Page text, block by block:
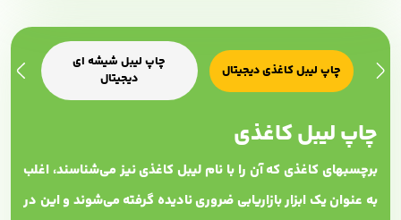
چاپ لیبل کاغذی دیجیتال
چاپ لیبل شیشه ای
دیجیتال
چاپ لیبل کاغذی
برچسب‎های کاغذی که آن را با نام لیبل کاغذی نیز می‌شناسند، اغلب
به عنوان یک ابزار بازاریابی ضروری نادیده گرفته می‌شوند و این در